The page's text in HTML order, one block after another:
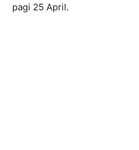
pagi 25 April.